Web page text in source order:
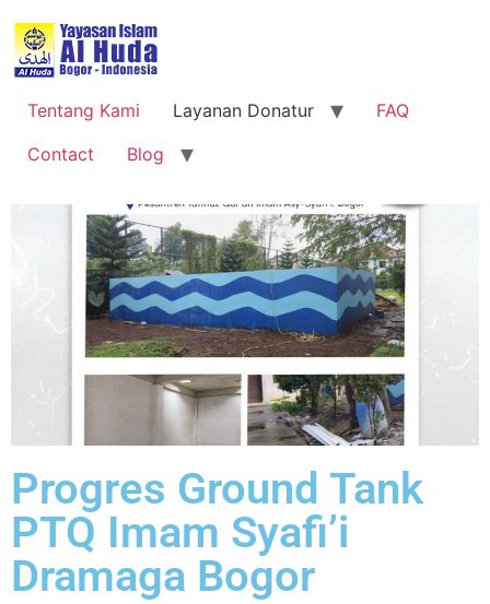
Tentang Kami Layanan Donatur
FAQ
Contact
Blog
Progres Ground Tank
PTQ Imam Syafi’i
Dramaga Bogor